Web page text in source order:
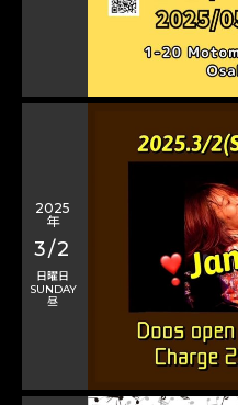
2025
年
3/2
日曜日
SUNDAY
昼